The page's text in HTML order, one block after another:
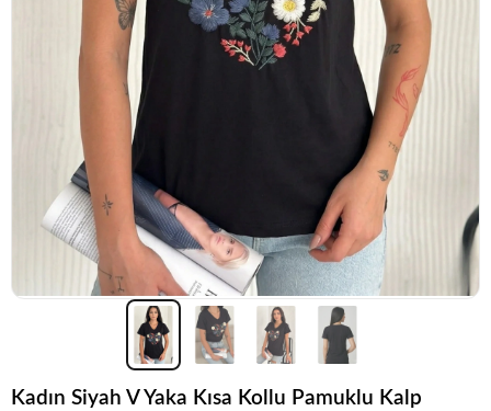
Kadın Siyah V Yaka Kısa Kollu Pamuklu Kalp